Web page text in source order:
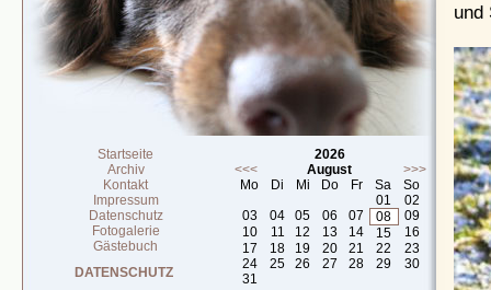
Startseite
Archiv
Kontakt
Impressum
Datenschutz
Fotogalerie
Gästebuch
DATENSCHUTZ
2026
<<<
August
>>>
Mo
Di Mi Do Fr Sa
So
01
02
03
04 05 06 07 08
09
10
11 12 13 14 15
16
17
18 19 20 21 22
23
24
25 26 27 28 29
30
31
und